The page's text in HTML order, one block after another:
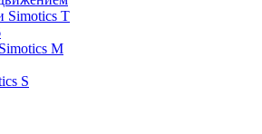
Simotics T
M
S